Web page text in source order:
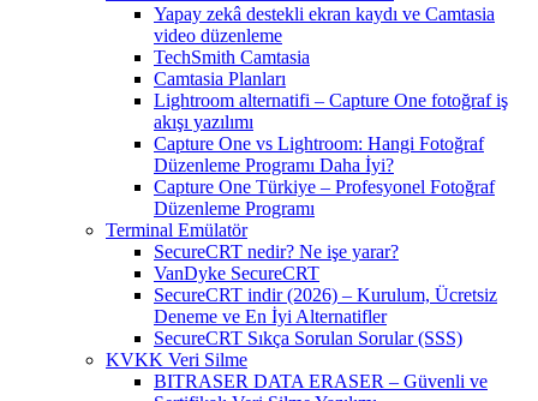
Yapay zekâ destekli ekran kaydı ve Camtasia
video düzenleme
TechSmith Camtasia
Camtasia Planları
Lightroom alternatifi – Capture One fotoğraf iş
akışı yazılımı
Capture One vs Lightroom: Hangi Fotoğraf
Düzenleme Programı Daha İyi?
Capture One Türkiye – Profesyonel Fotoğraf
Düzenleme Programı
Terminal Emülatör
SecureCRT nedir? Ne işe yarar?
VanDyke SecureCRT
SecureCRT indir (2026) – Kurulum, Ücretsiz
Deneme ve En İyi Alternatifler
SecureCRT Sıkça Sorulan Sorular (SSS)
KVKK Veri Silme
BITRASER DATA ERASER – Güvenli ve